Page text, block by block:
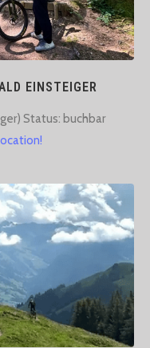
EINSTEIGER
Status: buchbar